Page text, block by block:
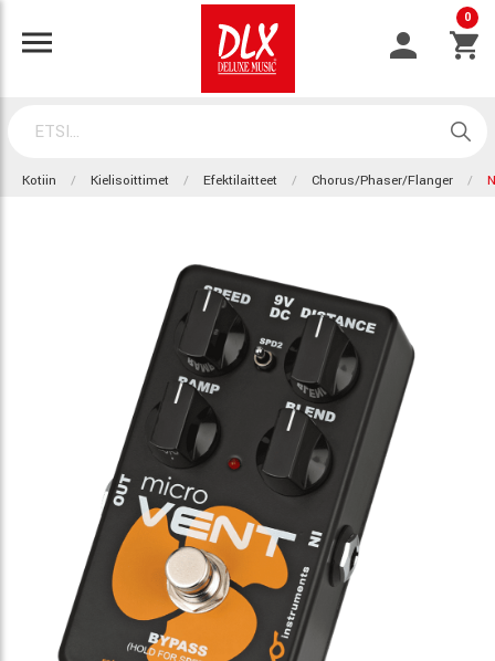
0
Kotiin Kielisoittimet Efektilaitteet Chorus/Phaser/Flanger